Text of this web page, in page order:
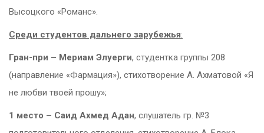
Высоцкого «Романс».
Среди студентов дальнего зарубежья:
Гран-при – Мериам Элуерги, студентка группы 208
(направление «Фармация»), стихотворение А. Ахматовой «Я
не любви твоей прошу»;
1 место – Саид Ахмед Адан, слушатель гр. №3